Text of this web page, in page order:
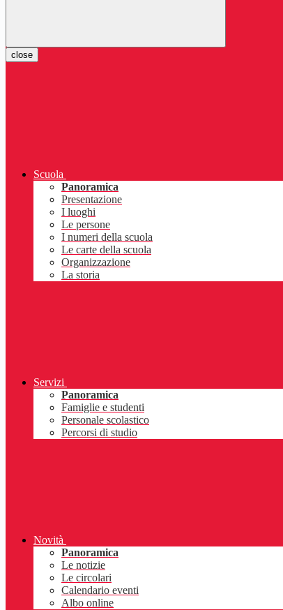
close
Scuola
Panoramica
Presentazione
I luoghi
Le persone
I numeri della scuola
Le carte della scuola
Organizzazione
La storia
Servizi
Panoramica
Famiglie e studenti
Personale scolastico
Percorsi di studio
Novità
Panoramica
Le notizie
Le circolari
Calendario eventi
Albo online